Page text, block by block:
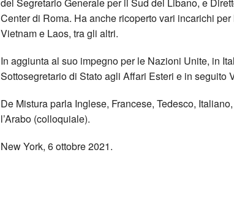
Center di Roma. Ha anche ricoperto vari incarichi
Vietnam e Laos, tra gli altri.
In aggiunta al suo impegno per le Nazioni Unite, in
Sottosegretario di Stato agli Affari Esteri e in seguito
De Mistura parla Inglese, Francese, Tedesco,
l’Arabo (colloquiale).
New York, 6 ottobre 2021.